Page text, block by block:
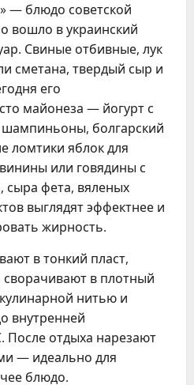
— блюдо советской
вошло в украинский
Свиные отбивные, лук
сметана, твердый сыр и
его
майонеза — йогурт с
болгарский
ломтики яблок для
или говядины с
сыра фета, вяленых
выглядят эффектнее и
жирность.
в тонкий пласт,
в плотный
нитью и
внутренней
После отдыха нарезают
— идеально для
блюдо.